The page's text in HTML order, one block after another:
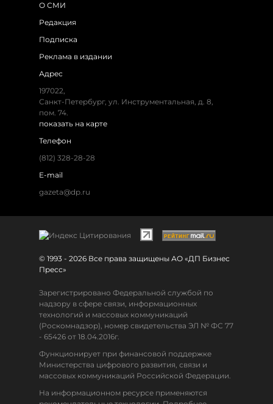
О СМИ
Редакция
Подписка
Реклама в издании
Адрес
197022,
Санкт-Петербург, ул. Инструментальная, д. 8,
пом. 74.
показать на карте
Телефон
(812) 328-28-28
E-mail
gazeta@dp.ru
© 1993 - 2026 Все права защищены АО «ДП Бизнес
Пресс»
Зарегистрировано Федеральной службой по
надзору в сфере связи, информационных
технологий и массовых коммуникаций
(Роскомнадзор), номер свидетельства ЭЛ № ФС 77
- 65426 от 18.04.2016г.
Функционирует при финансовой поддержке
Министерства цифрового развития, связи и
массовых коммуникаций Российской Федерации.
На информационном ресурсе применяются